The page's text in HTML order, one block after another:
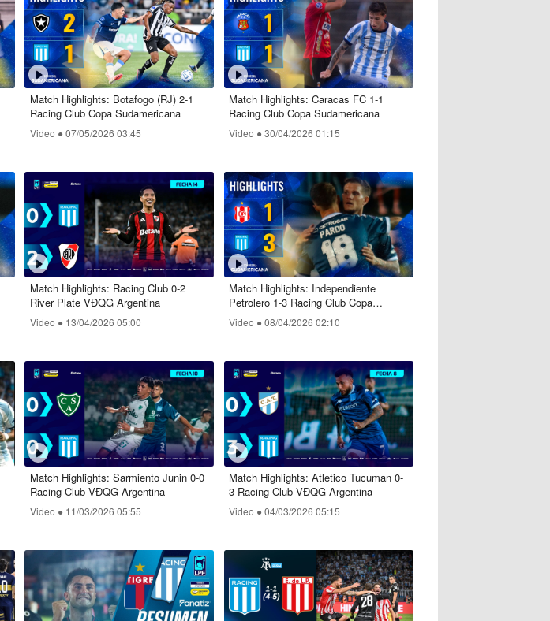
Match Highlights: Botafogo (RJ) 2-1
Racing Club Copa Sudamericana
Video ●07/05/2026 03:45
Match Highlights: Caracas FC 1-1
Racing Club Copa Sudamericana
Video ●30/04/2026 01:15
Match Highlights: Racing Club 0-2
River Plate VĐQG Argentina
Video ● 13/04/2026 05:00
Match Highlights: Independiente
Petrolero 1-3 Racing Club Copa
Sudamericana
Video ●08/04/2026 02:10
Match Highlights: Sarmiento Junin 0-0
Racing Club VĐQG Argentina
Video ● 11/03/2026 05:55
Match Highlights: Atletico Tucuman 0-
3 Racing Club VĐQG Argentina
Video ●04/03/2026 05:15